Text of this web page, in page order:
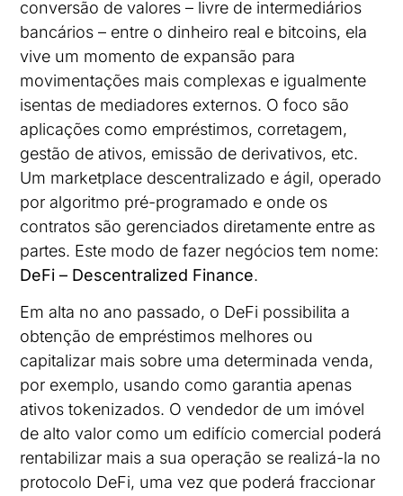
conversão de valores – livre de intermediários
bancários – entre o dinheiro real e bitcoins, ela
vive um momento de expansão para
movimentações mais complexas e igualmente
isentas de mediadores externos. O foco são
aplicações como empréstimos, corretagem,
gestão de ativos, emissão de derivativos, etc.
Um marketplace descentralizado e ágil, operado
por algoritmo pré-programado e onde os
contratos são gerenciados diretamente entre as
partes. Este modo de fazer negócios tem nome:
DeFi – Descentralized Finance.
Em alta no ano passado, o DeFi possibilita a
obtenção de empréstimos melhores ou
capitalizar mais sobre uma determinada venda,
por exemplo, usando como garantia apenas
ativos tokenizados. O vendedor de um imóvel
de alto valor como um edifício comercial poderá
rentabilizar mais a sua operação se realizá-la no
protocolo DeFi, uma vez que poderá fraccionar